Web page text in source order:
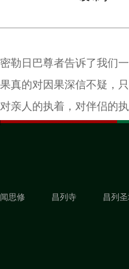
密勒日巴尊者告诉了我们
果真的对因果深信不疑，
对亲人的执着，对伴侣的
闻思修 昌列寺 昌列